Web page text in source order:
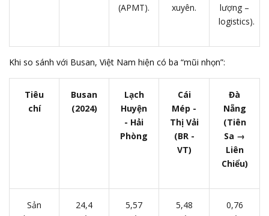
(APMT).
xuyên.
lượng –
logistics).
Khi so sánh với Busan, Việt Nam hiện có ba “mũi nhọn”:
Tiêu
chí
Busan
(2024)
Lạch
Huyện
- Hải
Phòng
Cái
Mép -
Thị Vải
(BR -
VT)
Đà
Nẵng
(Tiên
Sa →
Liên
Chiểu)
Sản
24,4
5,57
5,48
0,76